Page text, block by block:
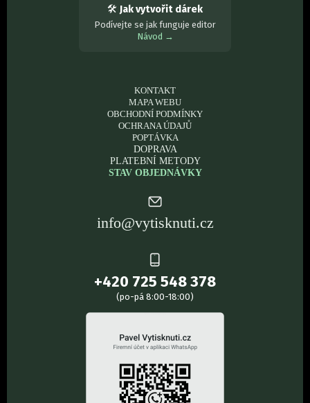
🛠 Jak vytvořit dárek
Podívejte se jak funguje editor
Návod →
KONTAKT
MAPA WEBU
OBCHODNÍ PODMÍNKY
OCHRANA ÚDAJŮ
POPTÁVKA
DOPRAVA
PLATEBNÍ METODY
STAV OBJEDNÁVKY
info@vytisknuti.cz
+420 725 548 378
(po-pá 8:00-18:00)